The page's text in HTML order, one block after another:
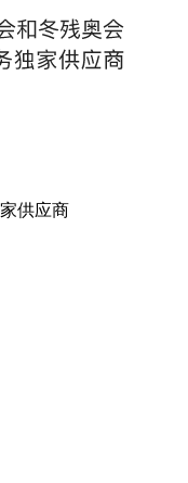
供应商